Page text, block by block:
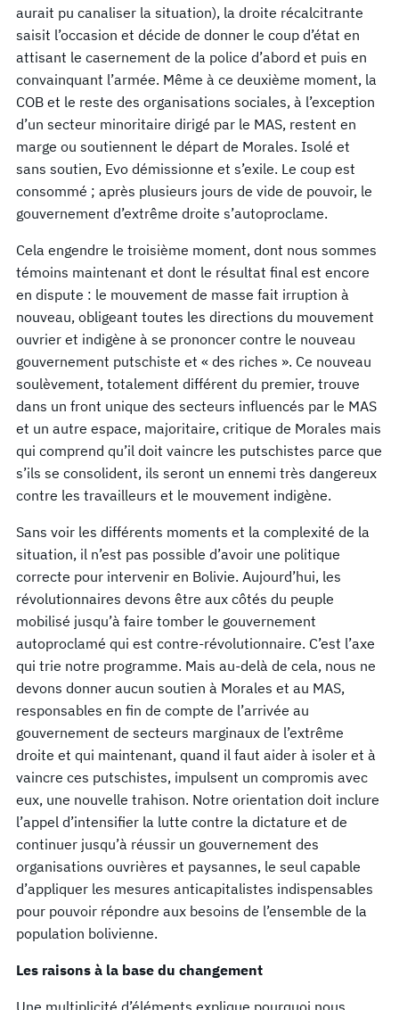
aurait pu canaliser la situation), la droite récalcitrante
saisit l’occasion et décide de donner le coup d’état en
attisant le casernement de la police d’abord et puis en
convainquant l’armée. Même à ce deuxième moment, la
COB et le reste des organisations sociales, à l’exception
d’un secteur minoritaire dirigé par le MAS, restent en
marge ou soutiennent le départ de Morales. Isolé et
sans soutien, Evo démissionne et s’exile. Le coup est
consommé ; après plusieurs jours de vide de pouvoir, le
gouvernement d’extrême droite s’autoproclame.
Cela engendre le troisième moment, dont nous sommes
témoins maintenant et dont le résultat final est encore
en dispute : le mouvement de masse fait irruption à
nouveau, obligeant toutes les directions du mouvement
ouvrier et indigène à se prononcer contre le nouveau
gouvernement putschiste et « des riches ». Ce nouveau
soulèvement, totalement différent du premier, trouve
dans un front unique des secteurs influencés par le MAS
et un autre espace, majoritaire, critique de Morales mais
qui comprend qu’il doit vaincre les putschistes parce que
s’ils se consolident, ils seront un ennemi très dangereux
contre les travailleurs et le mouvement indigène.
Sans voir les différents moments et la complexité de la
situation, il n’est pas possible d’avoir une politique
correcte pour intervenir en Bolivie. Aujourd’hui, les
révolutionnaires devons être aux côtés du peuple
mobilisé jusqu’à faire tomber le gouvernement
autoproclamé qui est contre-révolutionnaire. C’est l’axe
qui trie notre programme. Mais au-delà de cela, nous ne
devons donner aucun soutien à Morales et au MAS,
responsables en fin de compte de l’arrivée au
gouvernement de secteurs marginaux de l’extrême
droite et qui maintenant, quand il faut aider à isoler et à
vaincre ces putschistes, impulsent un compromis avec
eux, une nouvelle trahison. Notre orientation doit inclure
l’appel d’intensifier la lutte contre la dictature et de
continuer jusqu’à réussir un gouvernement des
organisations ouvrières et paysannes, le seul capable
d’appliquer les mesures anticapitalistes indispensables
pour pouvoir répondre aux besoins de l’ensemble de la
population bolivienne.
Les raisons à la base du changement
Une multiplicité d’éléments explique pourquoi nous